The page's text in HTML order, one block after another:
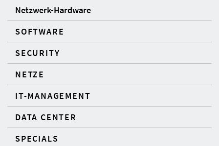
Netzwerk-Hardware
SOFTWARE
SECURITY
NETZE
IT-MANAGEMENT
DATA CENTER
SPECIALS